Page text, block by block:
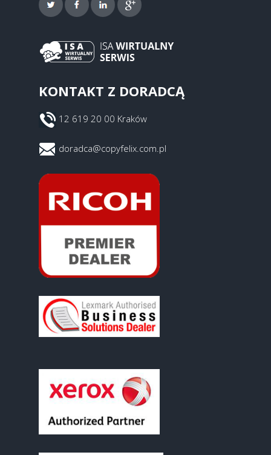
KONTAKT Z DORADCĄ
12 619 20 00 Kraków
doradca@copyfelix.com.pl